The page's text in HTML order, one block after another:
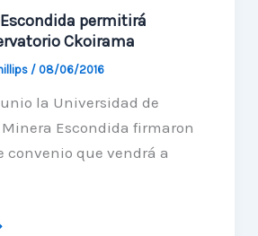
permitirá
Ckoirama
/ 08/06/2016
la Universidad de
Escondida firmaron
que vendrá a